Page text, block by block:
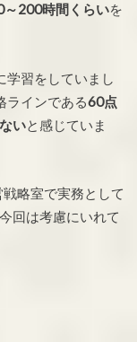
200時間くらいを
学習をしていまし
ラインである60点
いと感じていま
略室で実務として
回は考慮にいれて